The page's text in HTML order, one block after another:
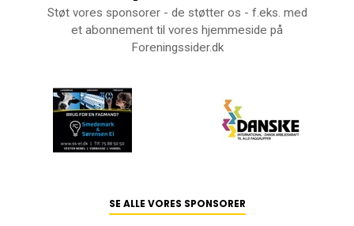
Støt vores sponsorer - de støtter os - f.eks. med
et abonnement til vores hjemmeside på
Foreningssider.dk
SE ALLE VORES SPONSORER